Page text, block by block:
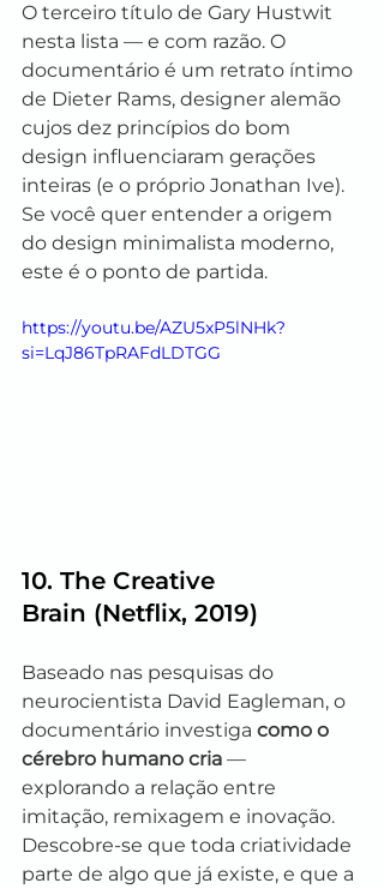
O terceiro título de Gary Hustwit
nesta lista — e com razão. O
documentário é um retrato íntimo
de Dieter Rams, designer alemão
cujos dez princípios do bom
design influenciaram gerações
inteiras (e o próprio Jonathan Ive).
Se você quer entender a origem
do design minimalista moderno,
este é o ponto de partida.
https://youtu.be/AZU5xP5lNHk?
si=LqJ86TpRAFdLDTGG
10. The Creative
Brain (Netflix, 2019)
Baseado nas pesquisas do
neurocientista David Eagleman, o
documentário investiga como o
cérebro humano cria —
explorando a relação entre
imitação, remixagem e inovação.
Descobre-se que toda criatividade
parte de algo que já existe, e que a